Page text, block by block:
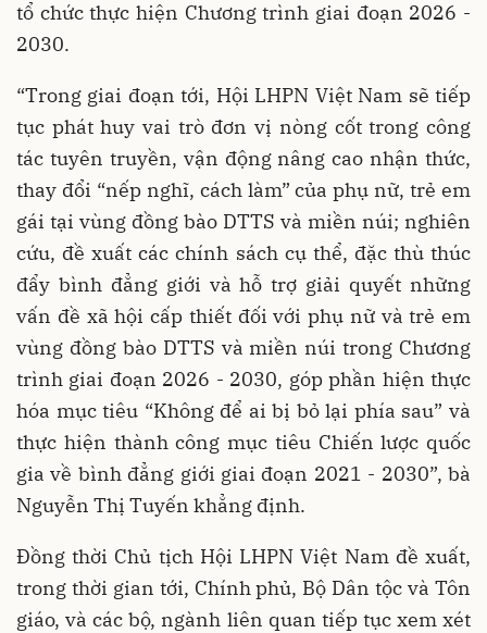
tổ chức thực hiện Chương trình giai đoạn 2026 -
2030.
“Trong giai đoạn tới, Hội LHPN Việt Nam sẽ tiếp
tục phát huy vai trò đơn vị nòng cốt trong công
tác tuyên truyền, vận động nâng cao nhận thức,
thay đổi “nếp nghĩ, cách làm” của phụ nữ, trẻ em
gái tại vùng đồng bào DTTS và miền núi; nghiên
cứu, đề xuất các chính sách cụ thể, đặc thù thúc
đẩy bình đẳng giới và hỗ trợ giải quyết những
vấn đề xã hội cấp thiết đối với phụ nữ và trẻ em
vùng đồng bào DTTS và miền núi trong Chương
trình giai đoạn 2026 - 2030, góp phần hiện thực
hóa mục tiêu “Không để ai bị bỏ lại phía sau” và
thực hiện thành công mục tiêu Chiến lược quốc
gia về bình đẳng giới giai đoạn 2021 - 2030”, bà
Nguyễn Thị Tuyến khẳng định.
Đồng thời Chủ tịch Hội LHPN Việt Nam đề xuất,
trong thời gian tới, Chính phủ, Bộ Dân tộc và Tôn
giáo, và các bộ, ngành liên quan tiếp tục xem xét